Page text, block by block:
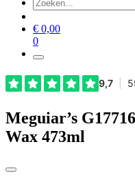
€ 0,00
0
Meguiar’s
Wax 473ml